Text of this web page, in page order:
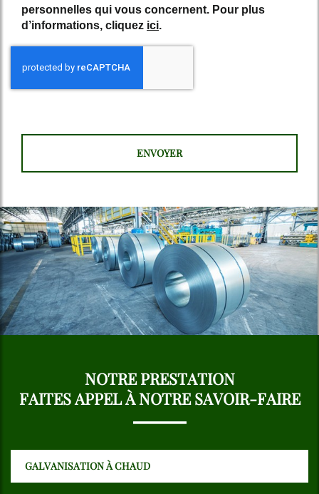
personnelles qui vous concernent. Pour plus
d’informations, cliquez ici.
NOTRE PRESTATION
FAITES APPEL À NOTRE SAVOIR-FAIRE
GALVANISATION À CHAUD